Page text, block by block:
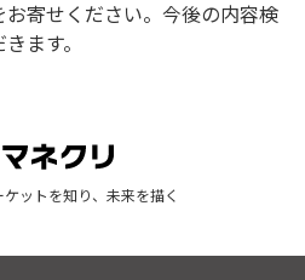
寄せください。今後の内容検
ます。
ットを知り、未来を描く